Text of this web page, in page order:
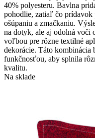
40% polyesteru. Bavlna
pohodlie, zatiaľ čo prídavok
ošúpaniu a zmačkaniu.
na dotyk, ale aj odolná voči
voľbou pre rôzne textilné
dekorácie. Táto kombinácia
funkčnosťou, aby splnila
kvalitu.
Na sklade